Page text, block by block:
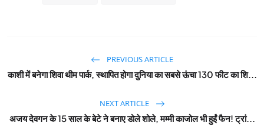
PREVIOUS ARTICLE
काशी में बनेगा शिवा थीम पार्क, स्थापित होगा दुनिया का सबसे ऊंचा 130 फीट का शि...
NEXT ARTICLE
अजय देवगन के 15 साल के बेटे ने बनाए डोले शोले, मम्मी काजोल भी हुईं फैन! ट्रां...